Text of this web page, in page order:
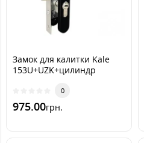
Замок для калитки Kale
153U+UZK+цилиндр
0
975.00грн.